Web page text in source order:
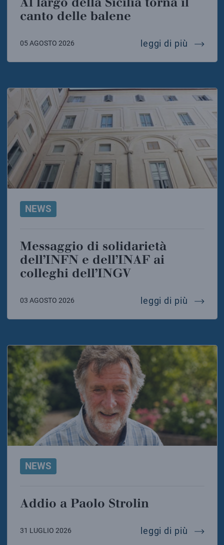
canto delle balene
05 AGOSTO 2026 leggi di più al
NEWS
Messaggio di solidarietà
dell’INFN e dell’INAF ai
colleghi dell’INGV
03 AGOSTO 2026 leggi di più
NEWS
Addio a Paolo Strolin
31 LUGLIO 2026 leggi di più addio